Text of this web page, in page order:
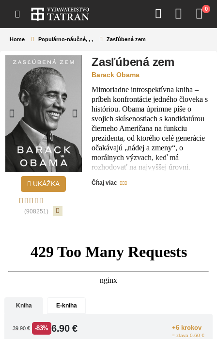
0
Home Populárno-náučné, , , Zasľúbená zem
UKÁŽKA
(908251)
Zasľúbená zem
Barack Obama
Mimoriadne introspektívna kniha –
príbeh konfrontácie jedného človeka s
históriou. Obama úprimne píše o
svojich skúsenostiach s kandidatúrou
čierneho Američana na funkciu
prezidenta, od ktorého celé generácie
očakávajú „nádej a zmeny“, o
morálnych výzvach, keď má
rozhodovať na najvyššej úrovni.
kládli prekážky doma i v zahraničí, aj o
založeným na empatii a spoločnom
budovať.
Čítaj viac
Kniha E-kniha
+6 krokov
= zľava 0.60 €
39.90€ -83% 6.90 €